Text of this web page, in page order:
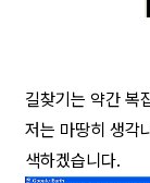
길찾기는 약간 복
저는 마땅히 생각
색하겠습니다.